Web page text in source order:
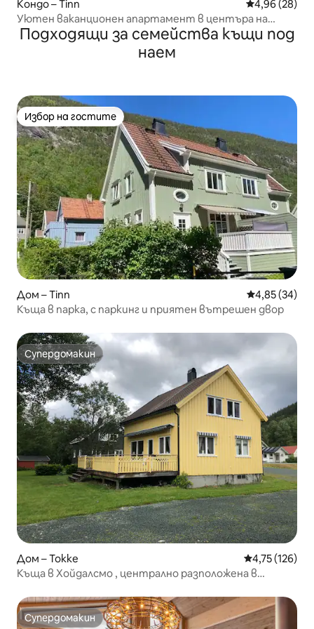
Кондо – Tinn Средна
4,96 (28)
Уютен ваканционен апартамент в центъра на
рюкан
Подходящи за семейства къщи под
наем
Избор на гостите
Избор на гостите
Дом – Tinn Средна
4,85 (34)
Къща в парка, с паркинг и приятен вътрешен двор
Супердомакин
Супердомакин
Дом – Tokke Средна
4,75 (126)
Къща в Хойдалсмо , централно разположена в
Супердомакин
Супердомакин